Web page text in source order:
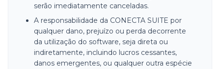
serão imediatamente canceladas.
A responsabilidade da CONECTA SUITE por
qualquer dano, prejuízo ou perda decorrente
da utilização do software, seja direta ou
indiretamente, incluindo lucros cessantes,
danos emergentes, ou qualquer outra espécie